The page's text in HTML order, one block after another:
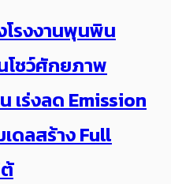
รงงานพุนพิน
โชว์ศักยภาพ
เร่งลด Emission
ดลสร้าง Full